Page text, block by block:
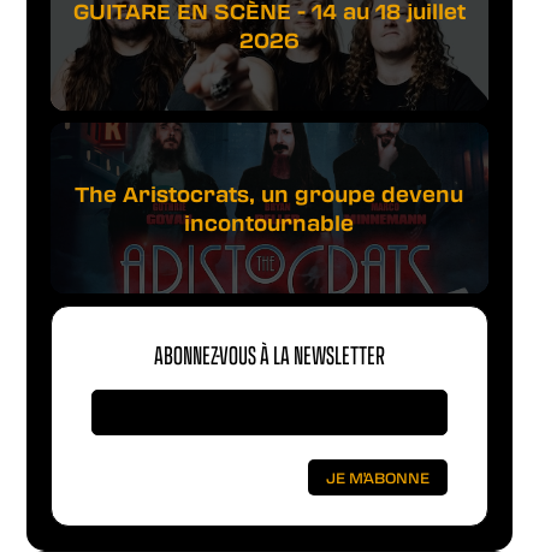
GUITARE EN SCÈNE - 14 au 18 juillet
2026
The Aristocrats, un groupe devenu
incontournable
ABONNEZ-VOUS À LA NEWSLETTER